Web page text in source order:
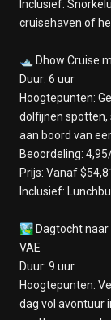
Inclusief:
cruisehaven of
🛥️ Dhow Cruise
Duur: 6 uur
Hoogtepunten:
dolfijnen spotten,
aan boord van
Beoordeling:
Prijs: Vanaf
Inclusief:
🏞️ Dagtocht naar
VAE
Duur: 9 uur
Hoogtepunten:
dag vol avontuur